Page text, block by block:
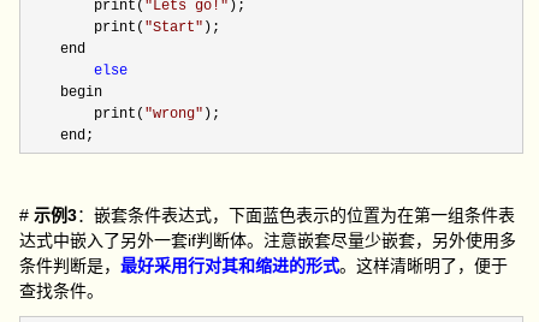
        print(
"Lets go! " );
        print(
"Start" );
    end
else
    begin
        print(
"wrong" );
    end;
#示例3：嵌套条件表达式，下面蓝色表示的位置为在第一组条件表
达式中嵌入了另外一套if判断体。注意嵌套尽量少嵌套，另外使用多
条件判断是，最好采用行对其和缩进的形式。这样清晰明了，便于
查找条件。